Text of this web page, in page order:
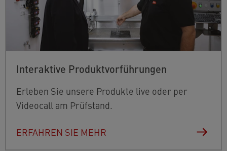
Interaktive Produktvorführungen
Erleben Sie unsere Produkte live oder per
Videocall am Prüfstand.
ERFAHREN SIE MEHR